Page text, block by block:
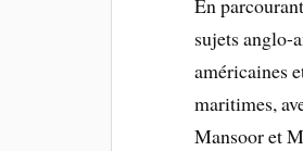
En
sujets anglo-
américaines
maritimes,
Mansoor et